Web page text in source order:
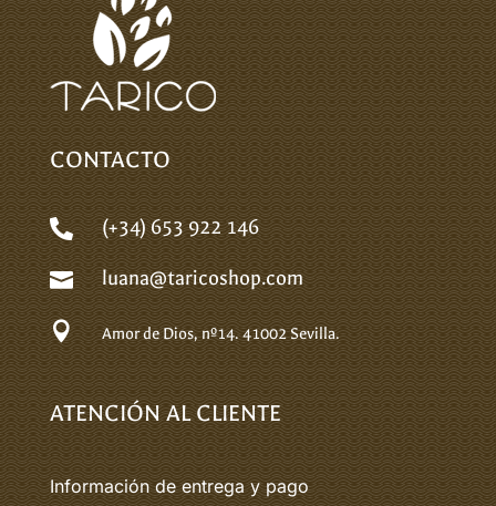
CONTACTO
 (+34) 653 922 146
 luana@taricoshop.com
 Amor de Dios, nº14.41002 Sevilla.
ATENCIÓN AL CLIENTE
Información de entrega y pago